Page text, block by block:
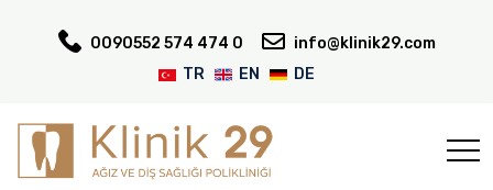
0090552 574 474 0
info@klinik29.com
TR
EN DE